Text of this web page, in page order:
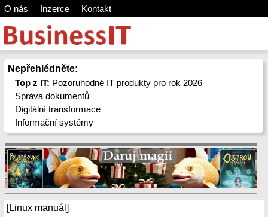
O nás Inzerce Kontakt
Nepřehlédněte:
Top z IT: Pozoruhodné IT produkty pro rok 2026
Správa dokumentů
Digitální transformace
Informační systémy
[Linux manuál]